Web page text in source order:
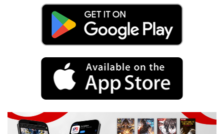
Khoa Huyễn Không Gian
Linh Dị
Làm Giàu